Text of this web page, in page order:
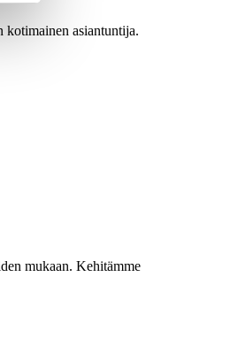
kotimainen asiantuntija.
mukaan. Kehitämme